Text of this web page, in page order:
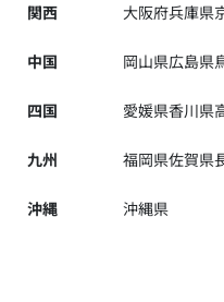
関西 大阪府兵庫県
中国 岡山県広島県
四国 愛媛県香川県
九州 福岡県佐賀県
沖縄 沖縄県